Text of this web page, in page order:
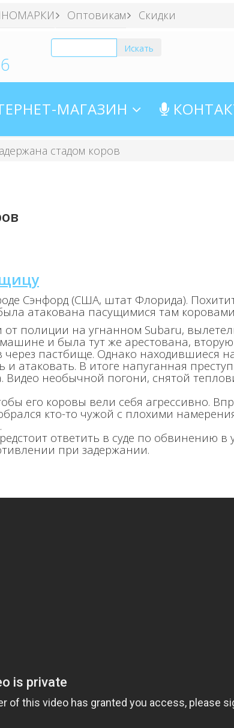
Оптовикам Скидки
МАГАЗИН
стадом коров
Сэнфорд (США, штат Флорида).
атакована пасущимися там
полиции на угнанном Subaru,
и была тут же арестована,
пастбище. Однако находившиеся
и атаковать. В итоге напуганная
Видео необычной погони, снятой
его коровы вели себя агрессивно.
кто-то чужой с плохими
ответить в суде по обвинению в
при задержании.